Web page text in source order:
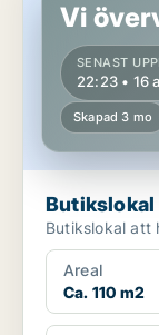
Vi
SENAST
22:23 • 16
Skapad 3 mo
Butikslokal
Butikslokal att
Areal
Ca. 110 m2